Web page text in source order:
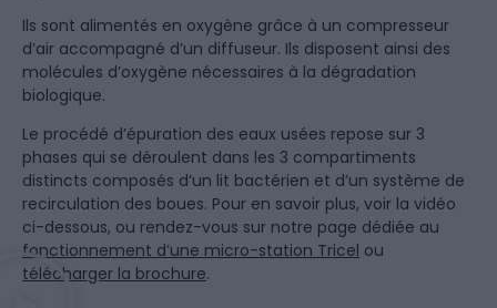
Ils sont alimentés en oxygène grâce à un compresseur
d’air accompagné d’un diffuseur. Ils disposent ainsi des
molécules d’oxygène nécessaires à la dégradation
biologique.​
Le procédé d’épuration des eaux usées repose sur 3
phases qui se déroulent dans les 3 compartiments
distincts composés d’un lit bactérien et d’un système de
recirculation des boues. Pour en savoir plus, voir la vidéo
ci-dessous, ou rendez-vous sur notre page dédiée au
fonctionnement d’une micro-station Tricel ou
télécharger la brochure.